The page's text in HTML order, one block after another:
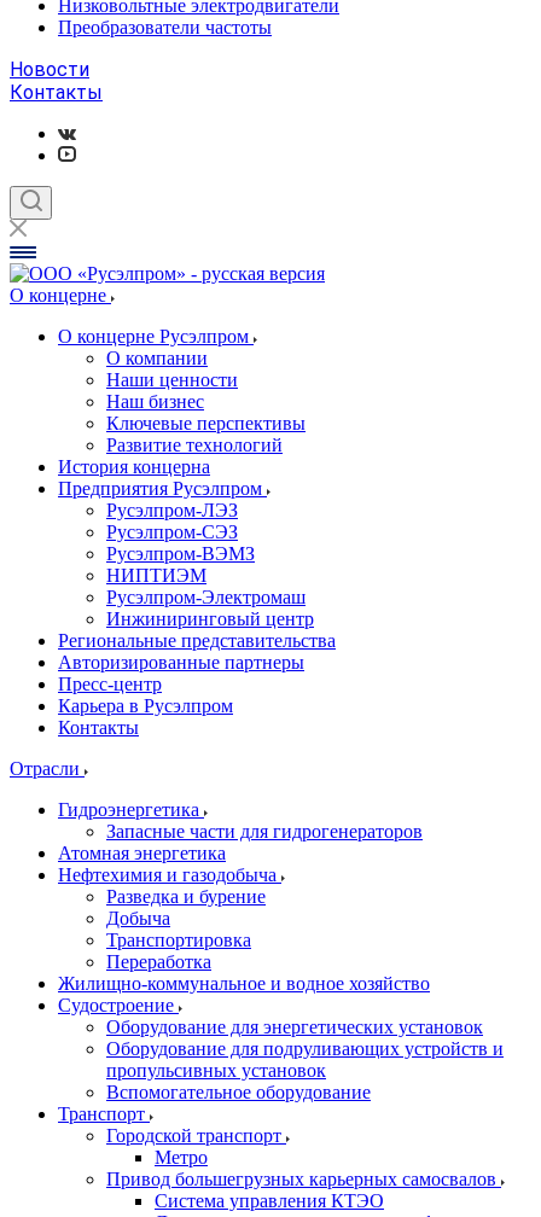
Низковольтные электродвигатели
Преобразователи частоты
Новости
Контакты
О концерне
О концерне Русэлпром
О компании
Наши ценности
Наш бизнес
Ключевые перспективы
Развитие технологий
История концерна
Предприятия Русэлпром
Русэлпром-ЛЭЗ
Русэлпром-СЭЗ
Русэлпром-ВЭМЗ
НИПТИЭМ
Русэлпром-Электромаш
Инжиниринговый центр
Региональные представительства
Авторизированные партнеры
Пресс-центр
Карьера в Русэлпром
Контакты
Отрасли
Гидроэнергетика
Запасные части для гидрогенераторов
Атомная энергетика
Нефтехимия и газодобыча
Разведка и бурение
Добыча
Транспортировка
Переработка
Жилищно-коммунальное и водное хозяйство
Судостроение
Оборудование для энергетических установок
Оборудование для подруливающих устройств и
пропульсивных установок
Вспомогательное оборудование
Транспорт
Городской транспорт
Метро
Привод большегрузных карьерных самосвалов
Система управления КТЭО